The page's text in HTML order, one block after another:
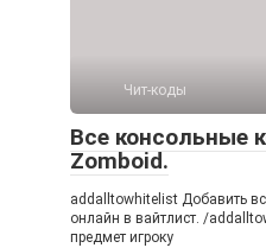
Чит-коды
Все консольные
Zomboid.
addalltowhitelist Добавить
онлайн в вайтлист. /
предмет игроку